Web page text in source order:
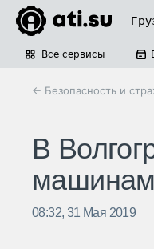
Все сервисы
← Безопасность и
В
08:32, 31 Мая 2019